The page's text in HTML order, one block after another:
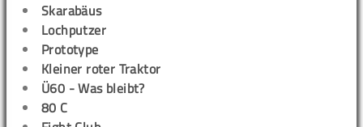
Skarabäus
Lochputzer
Prototype
Kleiner roter Traktor
Ü60 - Was bleibt?
80 C